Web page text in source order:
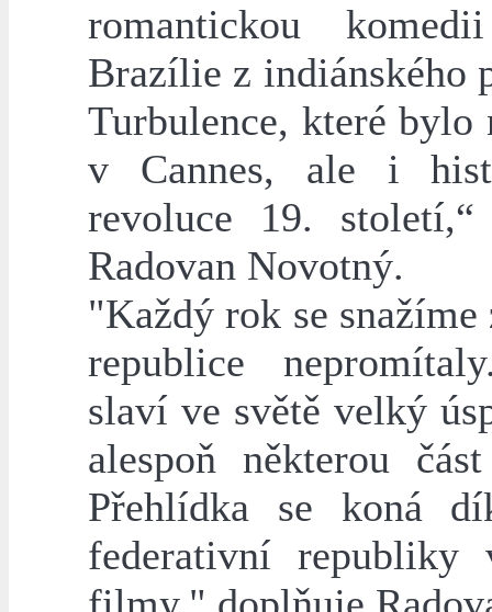
romantickou
Brazílie z indiánského
Turbulence, které bylo
v Cannes, ale i
revoluce 19.
Radovan Novotný.
"Každý rok se
republice
slaví ve světě velký
alespoň některou
Přehlídka se koná
federativní